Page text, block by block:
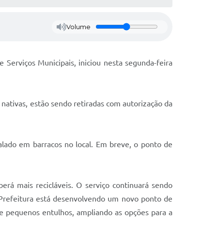
Volume
Municipais, iniciou nesta segunda-feira
estão sendo retiradas com autorização da
em barracos no local. Em breve, o ponto de
mais recicláveis. O serviço continuará sendo
está desenvolvendo um novo ponto de
pequenos entulhos, ampliando as opções para a